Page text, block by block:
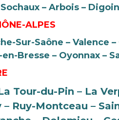
– Arbois –
ALPES
Sur-Saône – Valence
Bresse – Oyonnax –
Tour-du-Pin – La
Ruy-Montceau –